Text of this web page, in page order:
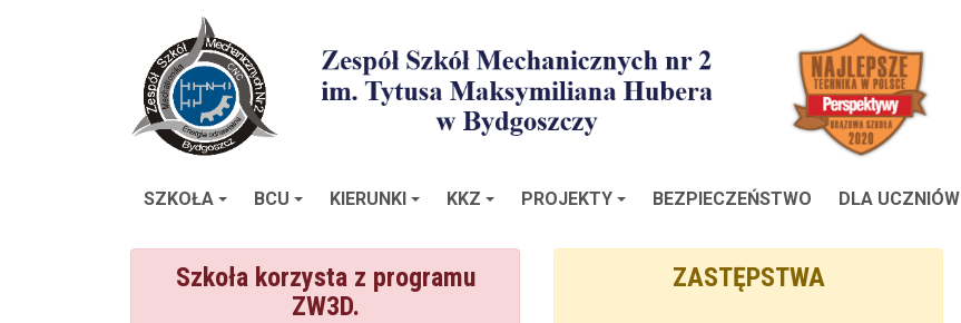
SZKOŁA BCU KIERUNKI KKZ PROJEKTY BEZPIECZEŃSTWO DLA UCZNIÓW
Szkoła korzysta z programu
ZW3D.
ZASTĘPSTWA